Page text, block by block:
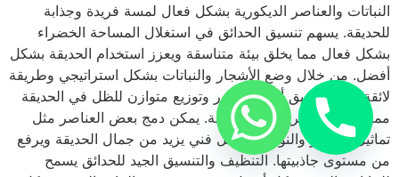
النباتات والعناصر الديكورية بشكل فعال لمسة فريدة وجذابة
للحديقة. يسهم تنسيق الحدائق في استغلال المساحة الخضراء
بشكل فعال مما يخلق بيئة متناسقة ويعزز استخدام الحديقة بشكل
أفضل. من خلال وضع الأشجار والنباتات بشكل استراتيجي وطريقة
لائقة يمكن تحقيق أفضل ديكور وتوزيع متوازن للظل في الحديقة
مما يخلق بيئة مريحة ومستدامة. يمكن دمج بعض العناصر مثل
تماثيل الديكور والنوافير بشكل فني يزيد من جمال الحديقة ويرفع
من مستوى جاذبيتها. التنظيف والتنسيق الجيد للحدائق يسمح